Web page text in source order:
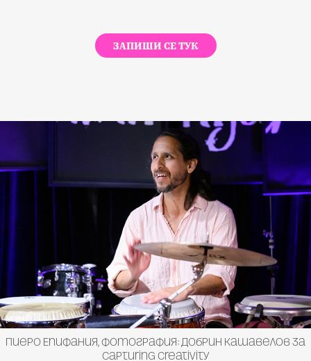
ЗАПИШИ СЕ ТУК
Пиеро Епифания, фотография: Добрин Кашавелов за
Capturing Creativity